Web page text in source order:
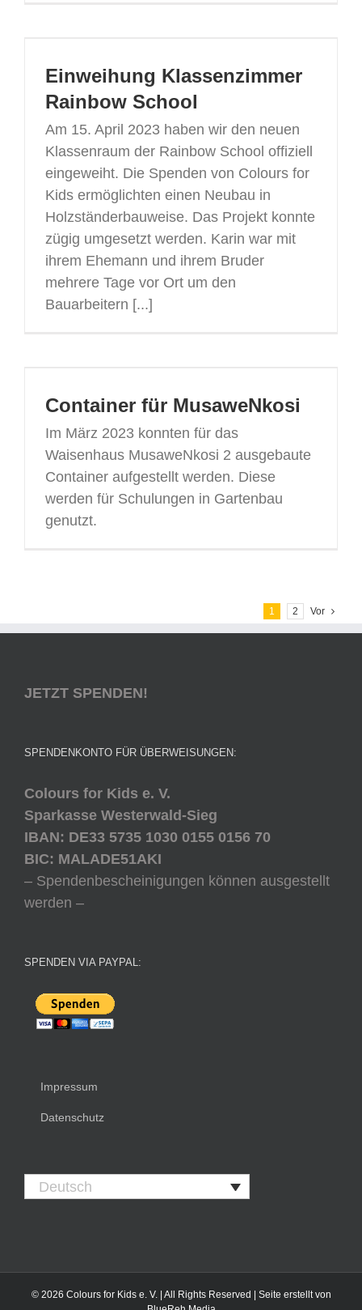
Einweihung Klassenzimmer
Rainbow School
Am 15. April 2023 haben wir den neuen
Klassenraum der Rainbow School offiziell
eingeweiht. Die Spenden von Colours for
Kids ermöglichten einen Neubau in
Holzständerbauweise. Das Projekt konnte
zügig umgesetzt werden. Karin war mit
ihrem Ehemann und ihrem Bruder
mehrere Tage vor Ort um den
Bauarbeitern [...]
Container für MusaweNkosi
Im März 2023 konnten für das
Waisenhaus MusaweNkosi 2 ausgebaute
Container aufgestellt werden. Diese
werden für Schulungen in Gartenbau
genutzt.
1 2 Vor
JETZT SPENDEN!
SPENDENKONTO FÜR ÜBERWEISUNGEN:
Colours for Kids e. V.
Sparkasse Westerwald-Sieg
IBAN: DE33 5735 1030 0155 0156 70
BIC: MALADE51AKI
– Spendenbescheinigungen können ausgestellt
werden –
SPENDEN VIA PAYPAL:
Impressum
Datenschutz
Deutsch
© 2026 Colours for Kids e. V. | All Rights Reserved | Seite erstellt von